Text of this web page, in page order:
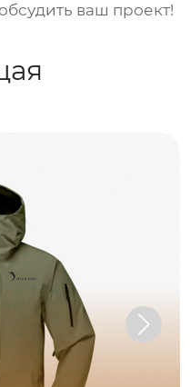
ваш проект!